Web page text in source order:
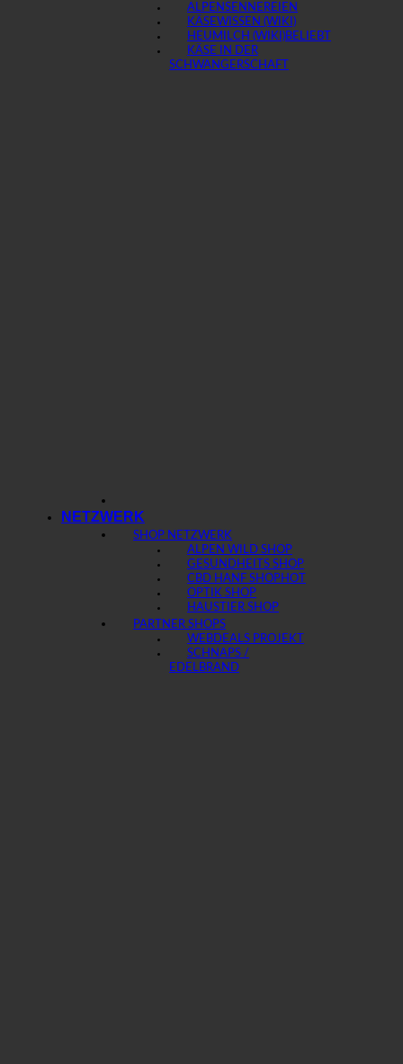
ALPENSENNEREIEN
KÄSEWISSEN (WIKI)
HEUMILCH (WIKI)
KÄSE IN DER
SCHWANGERSCHAFT
NETZWERK
SHOP NETZWERK
ALPEN WILD SHOP
GESUNDHEITS SHOP
CBD HANF SHOP
OPTIK SHOP
HAUSTIER SHOP
PARTNER SHOPS
WEBDEALS PROJEKT
SCHNAPS /
EDELBRAND